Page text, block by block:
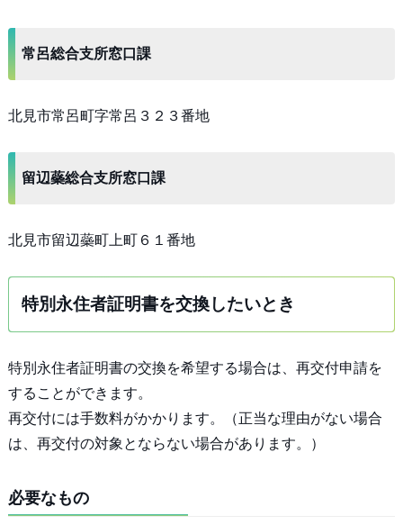
常呂総合支所窓口課
北見市常呂町字常呂３２３番地
留辺蘂総合支所窓口課
北見市留辺蘂町上町６１番地
特別永住者証明書を交換したいとき
特別永住者証明書の交換を希望する場合は、再交付申請を
することができます。
再交付には手数料がかかります。（正当な理由がない場合
は、再交付の対象とならない場合があります。）
必要なもの